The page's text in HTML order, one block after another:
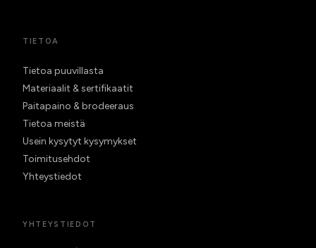
TIETOA
Tietoa puuvillasta
Materiaalit & sertifikaatit
Paitapaino & brodeeraus
Tietoa meistä
Usein kysytyt kysymykset
Toimitusehdot
Yhteystiedot
YHTEYSTIEDOT